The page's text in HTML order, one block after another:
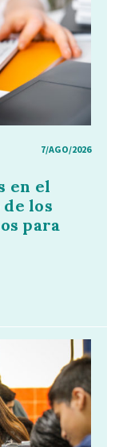
7/AGO/2026
en el
los
para